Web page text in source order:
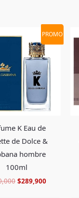
PROMO
K Eau de
de Dolce &
hombre
100ml
precio
original
era:
$640,000.
$289,900
El
precio
actual
$289,900.